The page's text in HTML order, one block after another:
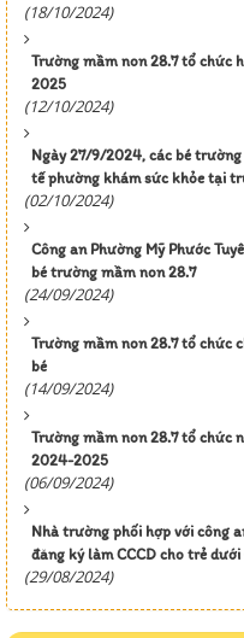
(18/10/2024)
Trường mầm non 28.7 tổ chức
2025
(12/10/2024)
Ngày 27/9/2024, các bé
tế phường khám sức khỏe tại
(02/10/2024)
Công an Phường Mỹ Phước
bé trường mầm non 28.7
(24/09/2024)
Trường mầm non 28.7 tổ chức
bé
(14/09/2024)
Trường mầm non 28.7 tổ chức
2024-2025
(06/09/2024)
Nhà trường phối hợp với công
đăng ký làm CCCD cho trẻ
(29/08/2024)